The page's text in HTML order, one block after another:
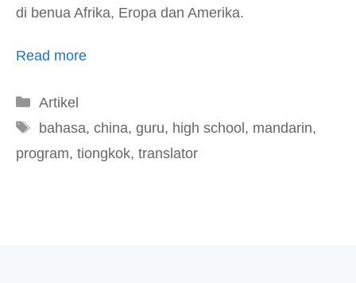
di benua Afrika, Eropa dan Amerika.
Read more
Kategori
Artikel
Tag
bahasa, china, guru, high school, mandarin,
program, tiongkok, translator